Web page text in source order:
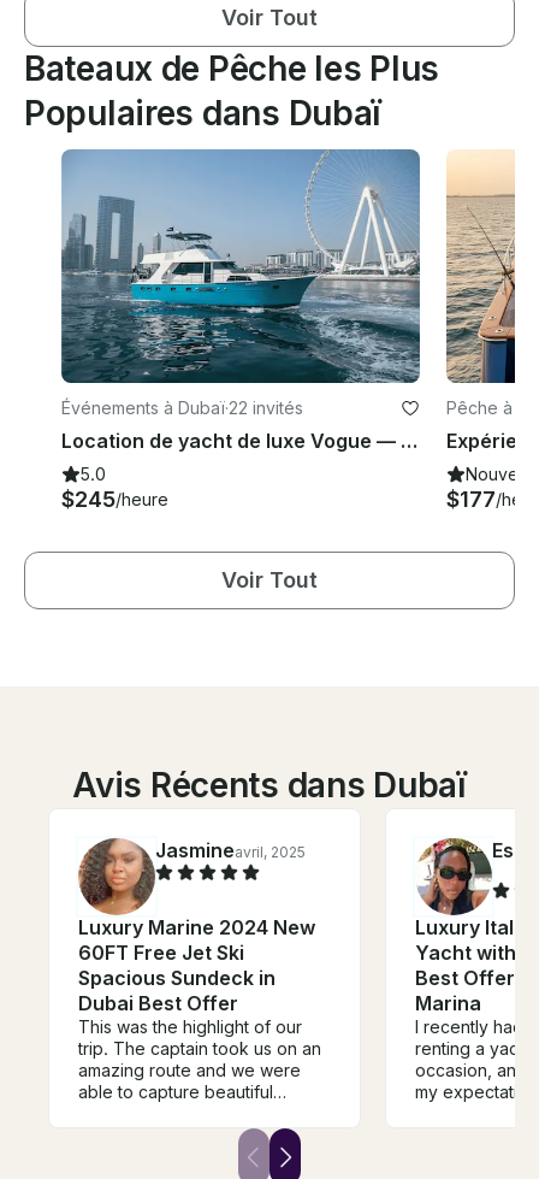
Voir Tout
Bateaux de Pêche les Plus
Populaires dans Dubaï
Événements à Dubaï·22 invités
Location de yacht de luxe Vogue — 2024 Refit Hatteras 64 pieds (22 personnes)
5.0
$245/heure
Pêche à
Nouveau
$177/
Voir Tout
Avis Récents dans Dubaï
Jasmineavril, 2025
Luxury Marine 2024 New
60FT Free Jet Ski
Spacious Sundeck in
Dubai Best Offer
This was the highlight of our
trip. The captain took us on an
amazing route and we were
able to capture beautiful
one of the staff on the boat
took AMAZING photos and
Luxury
Yacht with
Best Offer
Marina
I recently had
renting a
occasion, and
my